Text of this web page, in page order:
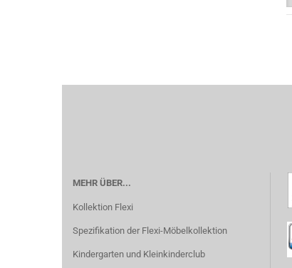
MEHR ÜBER...
Kollektion Flexi
Spezifikation der Flexi-Möbelkollektion
Kindergarten und Kleinkinderclub